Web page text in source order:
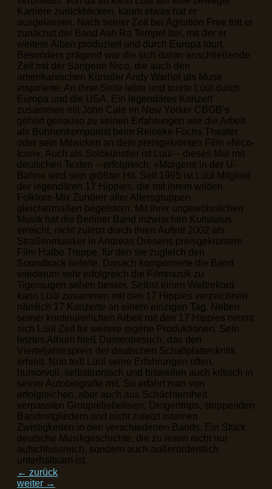
Karriere zurückblicken, kaum etwas hat er
ausgelassen. Nach seiner Zeit bei Agitation Free tritt er
zunächst der Band Ash Ra Tempel bei, mit der er
weitere Alben produziert und durch Europa tourt.
Besonders prägend war die sich daran anschließende
Zeit mit der Sängerin Nico, die auch den
amerikanischen Künstler Andy Warhol als Muse
inspirierte. An ihrer Seite lebte und tourte Lüül durch
Europa und die USA. Ein legendäres Konzert
zusammen mit John Cale im New Yorker CBGB’s
gehört genauso zu seinen Erfahrungen wie die Arbeit
als Bühnenkomponist beim Reineke Fuchs Theater
oder sein Mitwirken an dem preisgekrönten Film »Nico-
Icon«. Auch als Solokünstler ist Lüül – dieses Mal mit
deutschen Texten – erfolgreich, »Morgens in der U-
Bahn« wird sein größter Hit. Seit 1995 ist Lüül Mitglied
der legendären 17 Hippies, die mit ihrem wilden
Folklore-Mix Zuhörer aller Altersgruppen
gleichermaßen begeistern. Mit ihrer ungewöhnlichen
Musik hat die Berliner Band inzwischen Kultstatus
erreicht, nicht zuletzt durch ihren Auftritt 2002 als
Straßenmusiker in Andreas Dresens preisgekröntem
Film Halbe Treppe, für den sie zugleich den
Soundtrack lieferte. Danach komponierte die Band
wiederum sehr erfolgreich die Filmmusik zu
Tigeraugen sehen besser. Selbst einen Weltrekord
kann Lüül zusammen mit den 17 Hippies verzeichnen:
nämlich 17 Konzerte an einem einzigen Tag. Neben
seiner kontinuierlichen Arbeit mit den 17 Hippies nimmt
sich Lüül Zeit für weitere eigene Produktionen. Sein
letztes Album hieß Damenbesuch, das den
Vierteljahrespreis der deutschen Schallplattenkritik
erhielt. Nun teilt Lüül seine Erfahrungen offen,
humorvoll, selbstironisch und bisweilen auch kritisch in
seiner Autobiografie mit. So erfährt man von
erfolgreichen, aber auch aus Schüchternheit
verpassten Groupieliebeleien, Drogentrips, strippenden
Bandmitgliedern und nicht zuletzt internen
Zwistigkeiten in den verschiedenen Bands. Ein Stück
deutsche Musikgeschichte, die zu lesen nicht nur
aufschlussreich, sondern auch außerordentlich
unterhaltsam ist.
← zurück
weiter →